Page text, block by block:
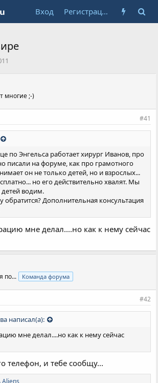
Вход Регистрация
многие ;-)
#41
по Энгельса работает хирург Иванов, про
писали на форуме, как про грамотного
он не только детей, но и взрослых...
но его действительно хвалят. Мы
водим.
обратится? Дополнительная консультация
мне делал....но как к нему сейчас
по... Команда форума
#42
написал(а):
мне делал....но как к нему сейчас
телефон, и тебе сообщу...
Aliens